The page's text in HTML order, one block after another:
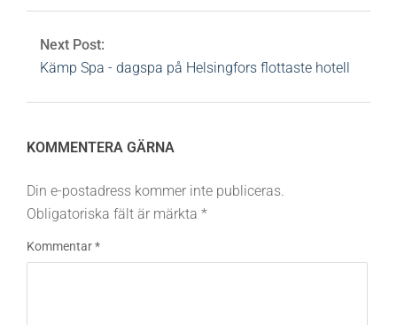
Next Post:
Kämp Spa - dagspa på Helsingfors flottaste hotell
KOMMENTERA GÄRNA
Din e-postadress kommer inte publiceras.
Obligatoriska fält är märkta *
Kommentar*